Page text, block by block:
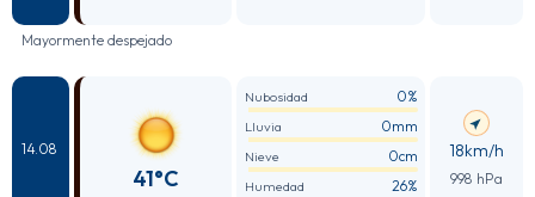
Mayormente despejado
14.08
41°C
Nubosidad 0%
Lluvia 0mm
Nieve 0cm
Humedad 26%
18km/h
998 hPa